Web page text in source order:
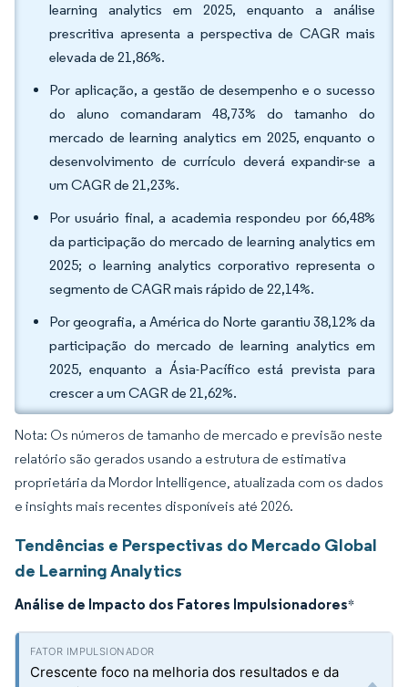
learning analytics em 2025, enquanto a análise
prescritiva apresenta a perspectiva de CAGR mais
elevada de 21,86%.
Por aplicação, a gestão de desempenho e o sucesso
do aluno comandaram 48,73% do tamanho do
mercado de learning analytics em 2025, enquanto o
desenvolvimento de currículo deverá expandir-se a
um CAGR de 21,23%.
Por usuário final, a academia respondeu por 66,48%
da participação do mercado de learning analytics em
2025; o learning analytics corporativo representa o
segmento de CAGR mais rápido de 22,14%.
Por geografia, a América do Norte garantiu 38,12% da
participação do mercado de learning analytics em
2025, enquanto a Ásia-Pacífico está prevista para
crescer a um CAGR de 21,62%.
Nota: Os números de tamanho de mercado e previsão neste
relatório são gerados usando a estrutura de estimativa
proprietária da Mordor Intelligence, atualizada com os dados
e insights mais recentes disponíveis até 2026.
Tendências e Perspectivas do Mercado Global
de Learning Analytics
Análise de Impacto dos Fatores Impulsionadores*
Crescente foco na melhoria dos resultados e da